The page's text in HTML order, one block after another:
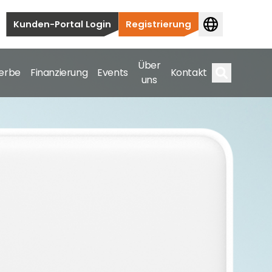
Kunden-Portal Login Registrierung
Finanzierung Events
Über
uns
Kontakt
Spektrum ab.
hin zu kommerziellen und versorgungstechnischen